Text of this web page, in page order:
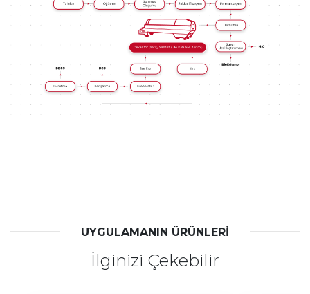
UYGULAMANIN ÜRÜNLERİ
İlginizi Çekebilir